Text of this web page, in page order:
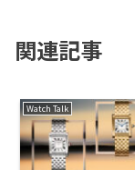
関連記事
Watch Talk